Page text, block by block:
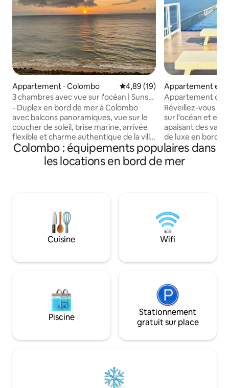
Appartement ⋅ Colombo Évaluation moyenne sur la
4,89 (19)
3 chambres avec vue sur l'océan | Sunset
Breeze | Arrivée/départ flexibles
- Duplex en bord de mer à Colombo
avec balcons panoramiques, vue sur le
coucher de soleil, brise marine, arrivée
flexible et charme authentique de la ville
côtière. - Arrivée anticipée et départ
tardif possibles 👍 - Accès via une
serrure intelligente sans clé -
Marine Drive, à proximité des
restaurants, supermarchés, pharmacies
et transports. -Endormez-vous au son
de l'océan Indien et réveillez-vous au
rochers. Profitez de la vue sur l'océan !
Appartement en
Uswetakeiyawa
Appartement de
Piscine à
Réveillez-vous
sur l'océan et
apaisant des
de luxe en bord
expérience
piscine à
moderne et un
exactement
description. ». Les voyageurs apprécient
le cadre paisible
sur le coucher de
qui rendent
Colombo : équipements populaires dans
les locations en bord de mer
Cuisine Wifi
Piscine
Stationnement
gratuit sur place